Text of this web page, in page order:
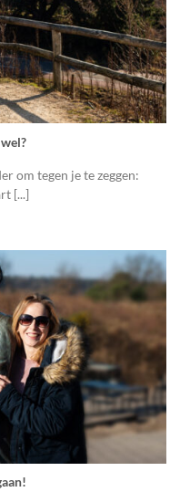
om tegen je te zeggen:
[...]